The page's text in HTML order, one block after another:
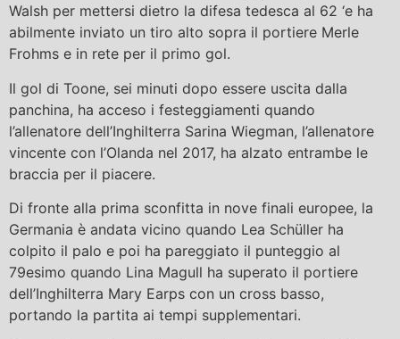
Walsh per mettersi dietro la difesa tedesca al 62 ‘e ha
abilmente inviato un tiro alto sopra il portiere Merle
Frohms e in rete per il primo gol.
Il gol di Toone, sei minuti dopo essere uscita dalla
panchina, ha acceso i festeggiamenti quando
l’allenatore dell’Inghilterra Sarina Wiegman, l’allenatore
vincente con l’Olanda nel 2017, ha alzato entrambe le
braccia per il piacere.
Di fronte alla prima sconfitta in nove finali europee, la
Germania è andata vicino quando Lea Schüller ha
colpito il palo e poi ha pareggiato il punteggio al
79esimo quando Lina Magull ha superato il portiere
dell’Inghilterra Mary Earps con un cross basso,
portando la partita ai tempi supplementari.